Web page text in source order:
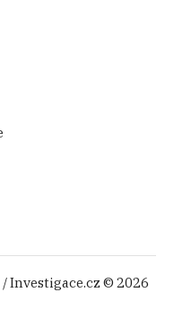
/ Investigace.cz © 2026